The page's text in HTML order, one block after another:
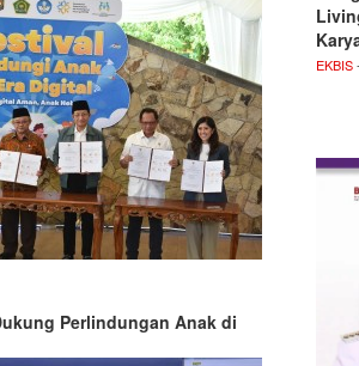
Perlindungan Anak di
EKBIS